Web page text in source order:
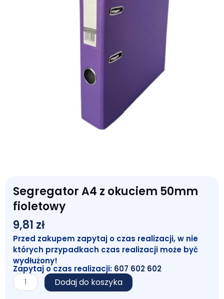
Segregator A4 z okuciem 50mm
fioletowy
9,81 zł
Przed zakupem zapytaj o czas realizacji, w nie
których przypadkach czas realizacji może być
wydłużony!
Zapytaj o czas realizacji: 607 602 602
ilość
Segregator
Dodaj do koszyka